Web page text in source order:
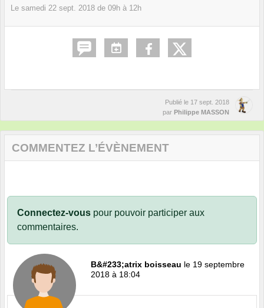
Le samedi 22 sept. 2018 de 09h à 12h
Publié le 17 sept. 2018
par Philippe MASSON
COMMENTEZ L’ÉVÈNEMENT
Connectez-vous pour pouvoir participer aux
commentaires.
B&#233;atrix boisseau le 19 septembre
2018 à 18:04